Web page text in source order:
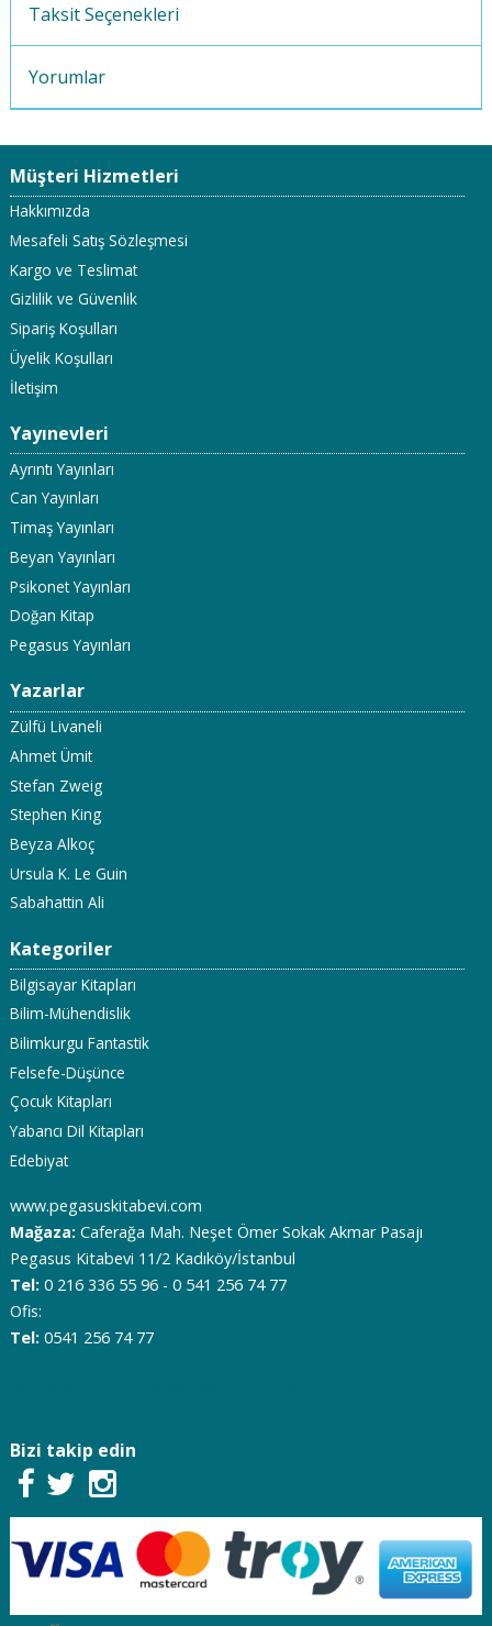
Taksit Seçenekleri
Yorumlar
Müşteri Hizmetleri
Hakkımızda
Mesafeli Satış Sözleşmesi
Kargo ve Teslimat
Gizlilik ve Güvenlik
Sipariş Koşulları
Üyelik Koşulları
İletişim
Yayınevleri
Ayrıntı Yayınları
Can Yayınları
Timaş Yayınları
Beyan Yayınları
Psikonet Yayınları
Doğan Kitap
Pegasus Yayınları
Yazarlar
Zülfü Livaneli
Ahmet Ümit
Stefan Zweig
Stephen King
Beyza Alkoç
Ursula K. Le Guin
Sabahattin Ali
Kategoriler
Bilgisayar Kitapları
Bilim-Mühendislik
Bilimkurgu Fantastik
Felsefe-Düşünce
Çocuk Kitapları
Yabancı Dil Kitapları
Edebiyat
www.pegasuskitabevi.com
Mağaza: Caferağa Mah. Neşet Ömer Sokak Akmar Pasajı
Pegasus Kitabevi 11/2 Kadıköy/İstanbul
Tel: 0 216 336 55 96 - 0 541 256 74 77
Ofis:
Tel: 0541 256 74 77
Bizi takip edin